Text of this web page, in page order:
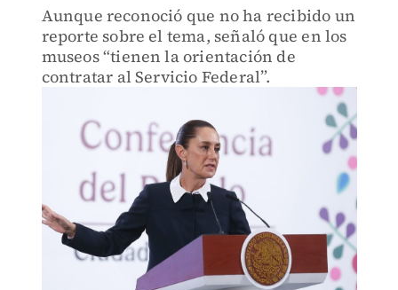
Aunque reconoció que no ha recibido un
reporte sobre el tema, señaló que en los
museos “tienen la orientación de
contratar al Servicio Federal”.